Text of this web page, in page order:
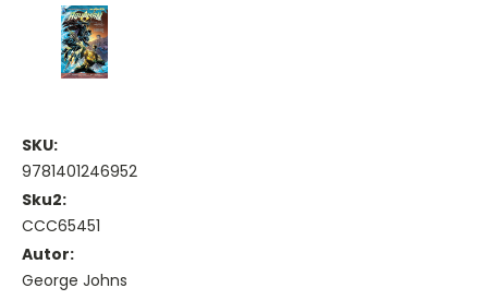
SKU:
9781401246952
Sku2:
CCC65451
Autor:
George Johns